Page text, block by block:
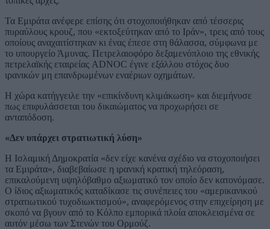
Τα Εμιράτα ανέφερε επίσης ότι στοχοποιήθηκαν από τέσσερις
πυραύλους κρουζ, που «εκτοξεύτηκαν από το Ιράν», τρεις από τους
οποίους αναχαιτίστηκαν κι ένας έπεσε στη θάλασσα, σύμφωνα με
το υπουργείο Άμυνας. Πετρελαιοφόρο δεξαμενόπλοιο της εθνικής
πετρελαϊκής εταιρείας ADNOC έγινε εξάλλου στόχος δυο
ιρανικών μη επανδρωμένων εναέριων οχημάτων.
Η χώρα κατήγγειλε την «επικίνδυνη κλιμάκωση» και διεμήνυσε
πως επιφυλάσσεται του δικαιώματος να προχωρήσει σε
ανταπόδοση.
«Δεν υπάρχει στρατιωτική λύση»
Η Ισλαμική Δημοκρατία «δεν είχε κανένα σχέδιο να στοχοποιήσει
τα Εμιράτα», διαβεβαίωσε η ιρανική κρατική τηλεόραση,
επικαλούμενη υψηλόβαθμο αξιωματικό τον οποίο δεν κατονόμασε.
Ο ίδιος αξιωματικός καταδίκασε τις συνέπειες του «αμερικανικού
στρατιωτικού τυχοδιωκτισμού», αναφερόμενος στην επιχείρηση με
σκοπό να βγουν από το Κόλπο εμπορικά πλοία αποκλεισμένα σε
αυτόν μέσω των Στενών του Ορμούζ.